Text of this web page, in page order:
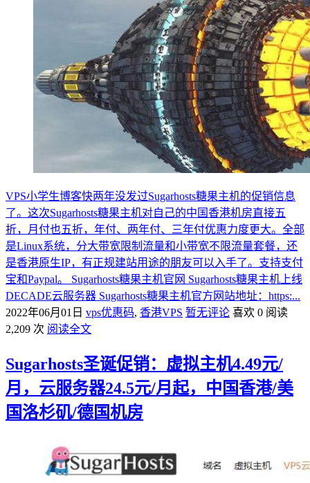
VPS小学生博客快两年没发过Sugarhosts糖果主机的促销信息
了。这次Sugarhosts糖果主机对自己的中国香港机房直接五
折，月付也五折，年付、两年付、三年付优惠力度更大。全部
是Linux系统，分大带宽限制流量和小带宽不限流量套餐，还
是香港原生IP，有正规建站用途的朋友可以入手了。支持支付
宝和Paypal。 Sugarhosts糖果主机官网 Sugarhosts糖果主机上线
DECADE云服务器 Sugarhosts糖果主机官方网站地址：https:...
2022年06月01日 vps优惠码, 香港VPS 暂无评论 喜欢 0 阅读
2,209 次 阅读全文
Sugarhosts圣诞促销：虚拟主机4.49元/
月，云服务器24.5元/月起，中国香港/美
国洛杉矶/德国机房